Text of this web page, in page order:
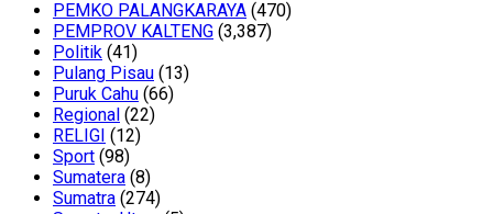
PEMKO PALANGKARAYA (470)
PEMPROV KALTENG (3,387)
Politik (41)
Pulang Pisau (13)
Puruk Cahu (66)
Regional (22)
RELIGI (12)
Sport (98)
Sumatera (8)
Sumatra (274)